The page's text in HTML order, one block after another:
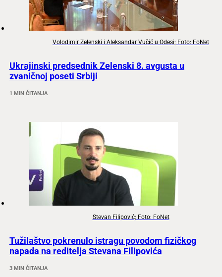
Volodimir Zelenski i Aleksandar Vučić u Odesi; Foto: FoNet
Ukrajinski predsednik Zelenski 8. avgusta u
zvaničnoj poseti Srbiji
1 MIN ČITANJA
Stevan Filipović; Foto: FoNet
Tužilaštvo pokrenulo istragu povodom fizičkog
napada na reditelja Stevana Filipovića
3 MIN ČITANJA